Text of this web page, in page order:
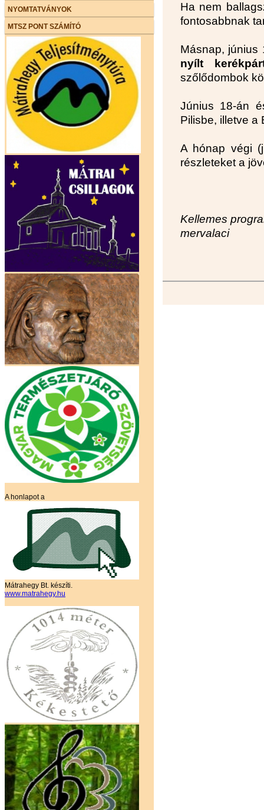
NYOMTATVÁNYOK
MTSZ PONT SZÁMÍTÓ
A honlapot a
Mátrahegy Bt. készíti.
www.matrahegy.hu
Ha nem
fontosabbnak
Másnap,
nyílt
szőlődombok
Június 18-án
Pilisbe, illetve a
A hónap végi
részleteket a
Kellemes
mervalaci